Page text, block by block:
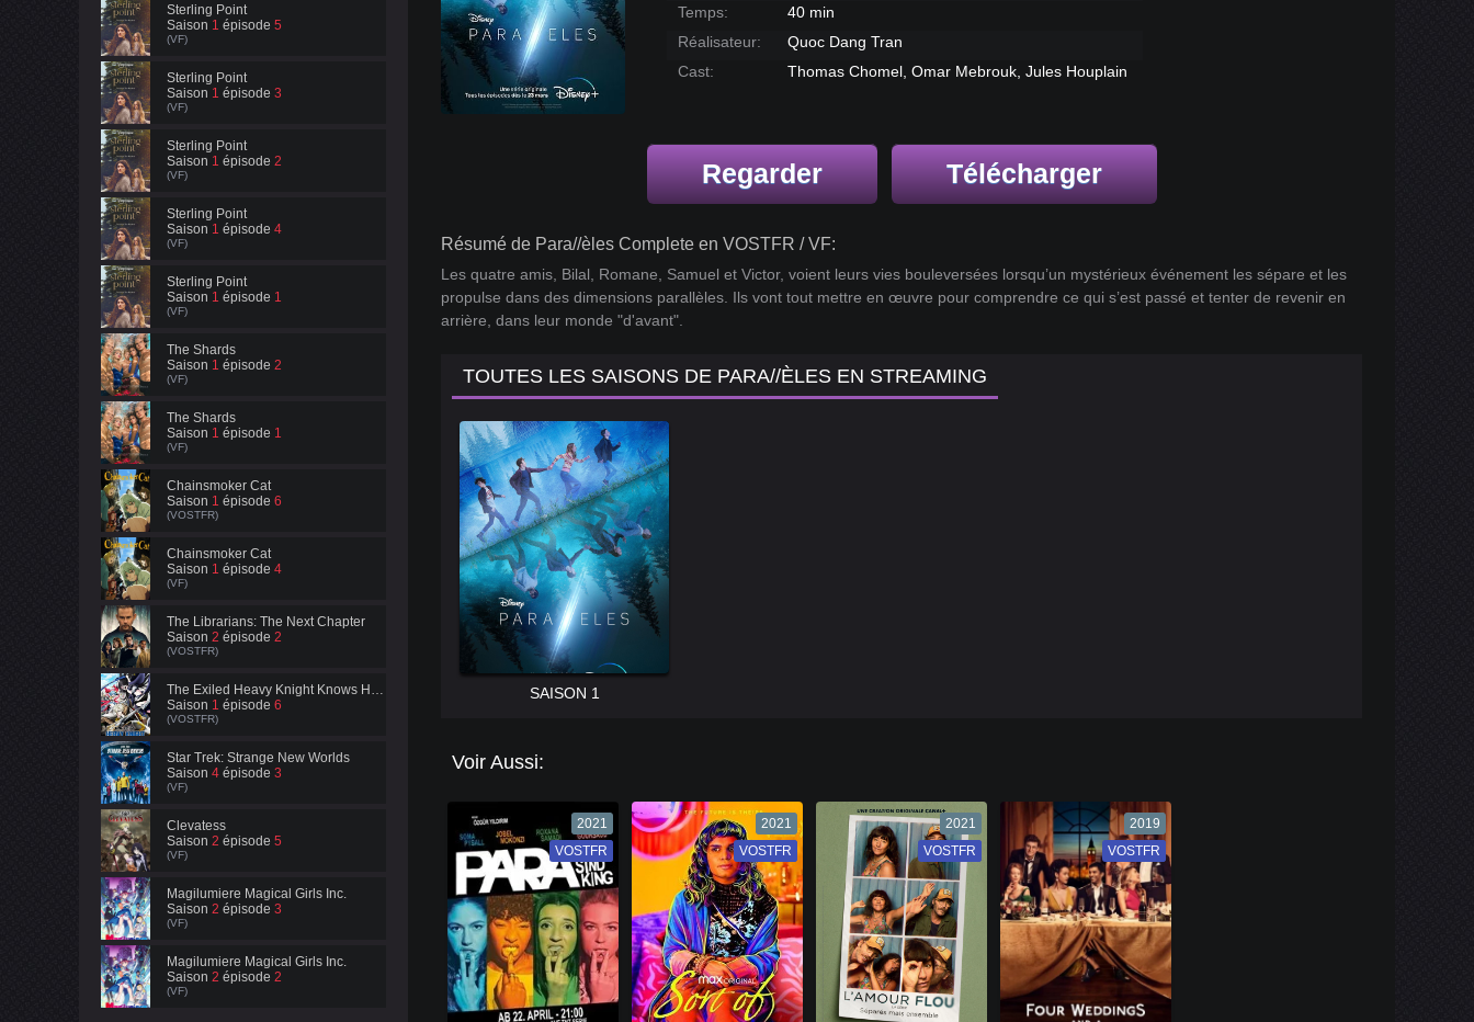
Sterling Point
Saison 1 épisode 5
(VF)
Sterling Point
Saison 1 épisode 3
(VF)
Sterling Point
Saison 1 épisode 2
(VF)
Sterling Point
Saison 1 épisode 4
(VF)
Sterling Point
Saison 1 épisode 1
(VF)
The Shards
Saison 1 épisode 2
(VF)
The Shards
Saison 1 épisode 1
(VF)
Chainsmoker Cat
Saison 1 épisode 6
(VOSTFR)
Chainsmoker Cat
Saison 1 épisode 4
(VF)
The Librarians: The Next Chapter
Saison 2 épisode 2
(VOSTFR)
The Exiled Heavy Knight Knows How to Game the System
Saison 1 épisode 6
(VOSTFR)
Star Trek: Strange New Worlds
Saison 4 épisode 3
(VF)
Clevatess
Saison 2 épisode 5
(VF)
Magilumiere Magical Girls Inc.
Saison 2 épisode 3
(VF)
Magilumiere Magical Girls Inc.
Saison 2 épisode 2
(VF)
Temps:
40 min
Réalisateur:
Quoc Dang Tran
Cast:
Thomas Chomel, Omar Mebrouk, Jules Houplain
Regarder Télécharger
Résumé de Para//èles Complete en VOSTFR / VF:
Les quatre amis, Bilal, Romane, Samuel et Victor, voient leurs vies bouleversées lorsqu’un mystérieux événement les sépare et les
propulse dans des dimensions parallèles. Ils vont tout mettre en œuvre pour comprendre ce qui s’est passé et tenter de revenir en
arrière, dans leur monde "d'avant".
TOUTES LES SAISONS DE PARA//ÈLES EN STREAMING
SAISON 1
Voir Aussi:
2021
VF
VOSTFR
2021
VF
VOSTFR
2021
VF
VOSTFR
2019
VF
VOSTFR